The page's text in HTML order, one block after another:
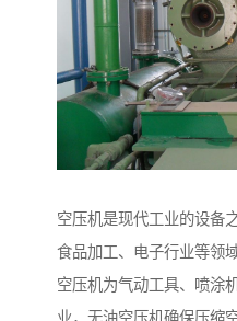
空压机是现代工业的设备
食品加工、电子行业等领
空压机为气动工具、喷涂